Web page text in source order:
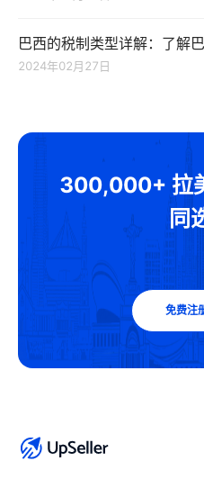
巴西的税制类型详解：了解
2024年02月27日
300,000+ 拉
同
免费注